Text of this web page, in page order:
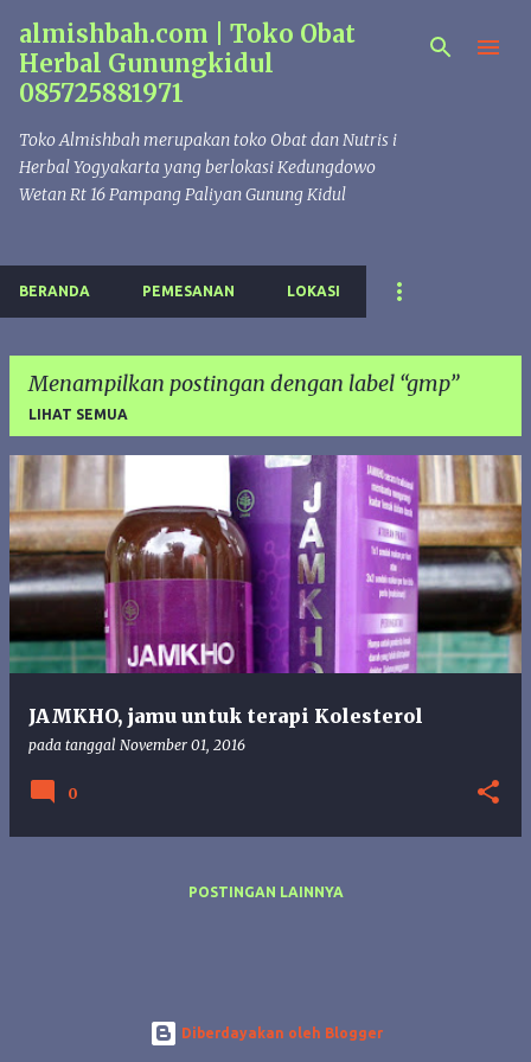
Langsung ke konten utama
almishbah.com | Toko Obat
Herbal Gunungkidul
085725881971
Toko Almishbah merupakan toko Obat dan Nutris i
Herbal Yogyakarta yang berlokasi Kedungdowo
Wetan Rt 16 Pampang Paliyan Gunung Kidul
BERANDA PEMESANAN LOKASI
Menampilkan postingan dengan label gmp
LIHAT SEMUA
o
s
a
JAMKHO, jamu untuk terapi Kolesterol
pada tanggal November 01, 2016
0
POSTINGAN LAINNYA
Diberdayakan oleh Blogger